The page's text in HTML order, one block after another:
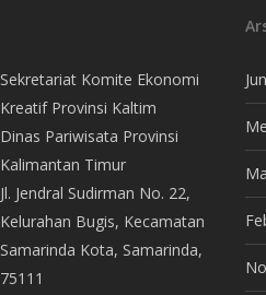
Sekretariat Komite Ekonomi
Kreatif Provinsi Kaltim
Dinas Pariwisata Provinsi
Kalimantan Timur
Jl. Jendral Sudirman No. 22,
Kelurahan Bugis, Kecamatan
Samarinda Kota, Samarinda,
75111